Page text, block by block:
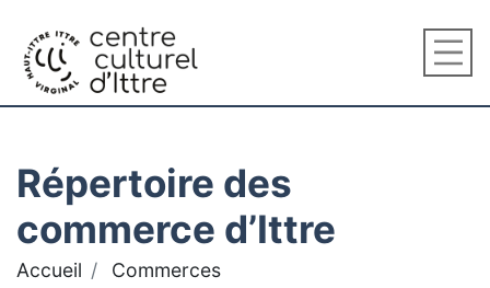
Répertoire des
commerce d’Ittre
Accueil Commerces